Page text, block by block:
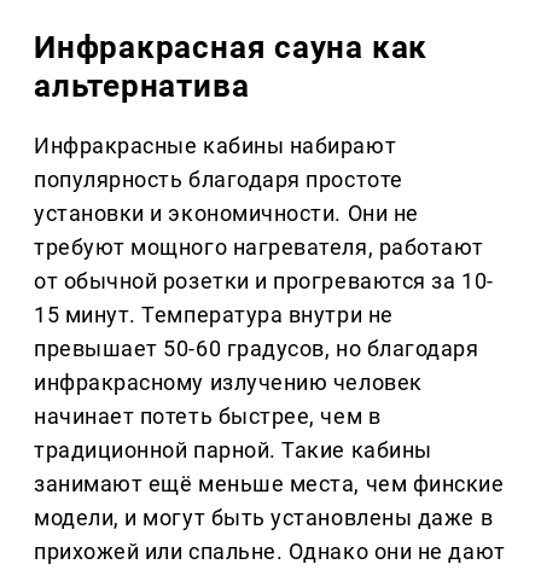
Инфракрасная сауна как
альтернатива
Инфракрасные кабины набирают
популярность благодаря простоте
установки и экономичности. Они не
требуют мощного нагревателя, работают
от обычной розетки и прогреваются за 10-
15 минут. Температура внутри не
превышает 50-60 градусов, но благодаря
инфракрасному излучению человек
начинает потеть быстрее, чем в
традиционной парной. Такие кабины
занимают ещё меньше места, чем финские
модели, и могут быть установлены даже в
прихожей или спальне. Однако они не дают